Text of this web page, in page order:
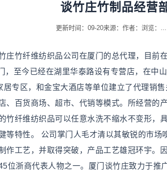
谈竹庄竹制品经营
更新时间：09-20来源： 作者： 浏览： ...
庄竹纤维纺织品公司在厦门的总代理，目前
，至今已经在湖里华泰路设有专营店，在中
居专区，和金宝大酒店等单位建立了代理销
、百货商场、超市、代销等模式。所经营的
竹纤维纺织品可以任意水洗不缩水不变形，
等特性。 公司掌门人毛才清以其敏锐的市
作工艺，并取得突破，产品工艺雄冠环宇。
位浙商代表人物之一。厦门谈竹庄致力于推